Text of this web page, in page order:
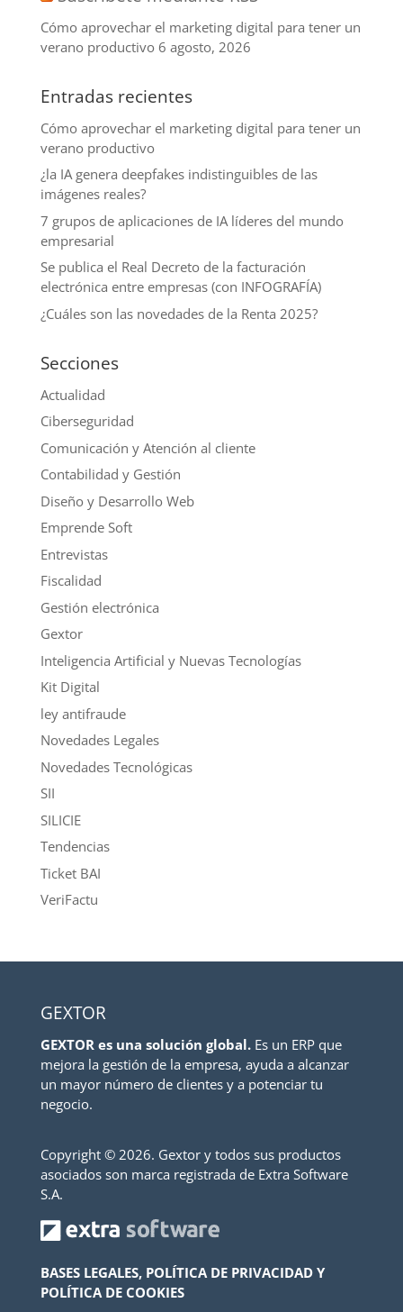
Cómo aprovechar el marketing digital para tener un
verano productivo 6 agosto, 2026
Entradas recientes
Cómo aprovechar el marketing digital para tener un
verano productivo
¿la IA genera deepfakes indistinguibles de las
imágenes reales?
7 grupos de aplicaciones de IA líderes del mundo
empresarial
Se publica el Real Decreto de la facturación
electrónica entre empresas (con INFOGRAFÍA)
¿Cuáles son las novedades de la Renta 2025?
Secciones
Actualidad
Ciberseguridad
Comunicación y Atención al cliente
Contabilidad y Gestión
Diseño y Desarrollo Web
Emprende Soft
Entrevistas
Fiscalidad
Gestión electrónica
Gextor
Inteligencia Artificial y Nuevas Tecnologías
Kit Digital
ley antifraude
Novedades Legales
Novedades Tecnológicas
SII
SILICIE
Tendencias
Ticket BAI
VeriFactu
GEXTOR
GEXTOR es una solución global.Es un ERP que
mejora la gestión de la empresa, ayuda a alcanzar
un mayor número de clientes y a potenciar tu
negocio.
Copyright © 2026. Gextor y todos sus productos
asociados son marca registrada de Extra Software
S.A.
BASES LEGALES, POLÍTICA DE PRIVACIDAD Y
POLÍTICA DE COOKIES